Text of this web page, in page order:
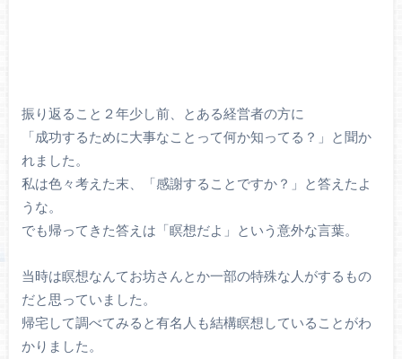
振り返ること２年少し前、とある経営者の方に
「成功するために大事なことって何か知ってる？」と聞か
れました。
私は色々考えた末、「感謝することですか？」と答えたよ
うな。
でも帰ってきた答えは「瞑想だよ」という意外な言葉。
当時は瞑想なんてお坊さんとか一部の特殊な人がするもの
だと思っていました。
帰宅して調べてみると有名人も結構瞑想していることがわ
かりました。